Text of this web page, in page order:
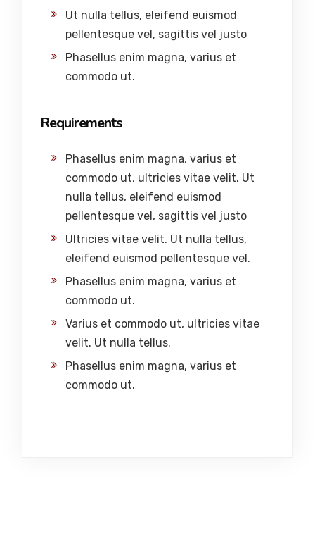
Ut nulla tellus, eleifend euismod
pellentesque vel, sagittis vel justo
Phasellus enim magna, varius et
commodo ut.
Requirements
Phasellus enim magna, varius et
commodo ut, ultricies vitae velit. Ut
nulla tellus, eleifend euismod
pellentesque vel, sagittis vel justo
Ultricies vitae velit. Ut nulla tellus,
eleifend euismod pellentesque vel.
Phasellus enim magna, varius et
commodo ut.
Varius et commodo ut, ultricies vitae
velit. Ut nulla tellus.
Phasellus enim magna, varius et
commodo ut.